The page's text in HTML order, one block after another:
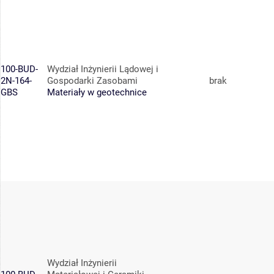
100-BUD-
2N-164-
GBS
Wydział Inżynierii Lądowej i
Gospodarki Zasobami
Materiały w geotechnice
brak
Wydział Inżynierii